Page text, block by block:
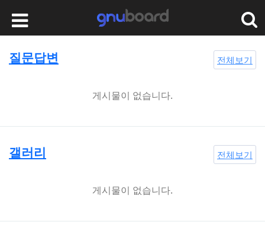
질문답변
게시물이 없습니다.
전체보기
갤러리
게시물이 없습니다.
전체보기